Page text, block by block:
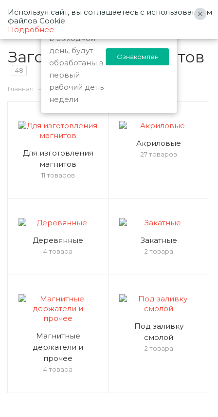
0
Заготовки для магнитов
48
Главная — Каталог — Заготовки для магнитов
Для изготовления
магнитов
11 товаров
Акриловые
27 товаров
Деревянные
4 товара
Закатные
2 товара
Магнитные
держатели и
прочее
4 товара
Под заливку
смолой
2 товара
Заказы
оформленные
в выходной
день, будут
обработаны в
первый
рабочий день
недели
Ознакомлен
Используя сайт, вы соглашаетесь с использованием
файлов Cookie.
Подробнее